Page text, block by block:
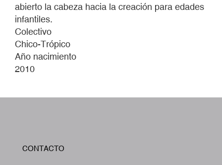
abierto la cabeza hacia la creación para edades
infantiles.
Colectivo
Chico-Trópico
Año nacimiento
2010
CONTACTO